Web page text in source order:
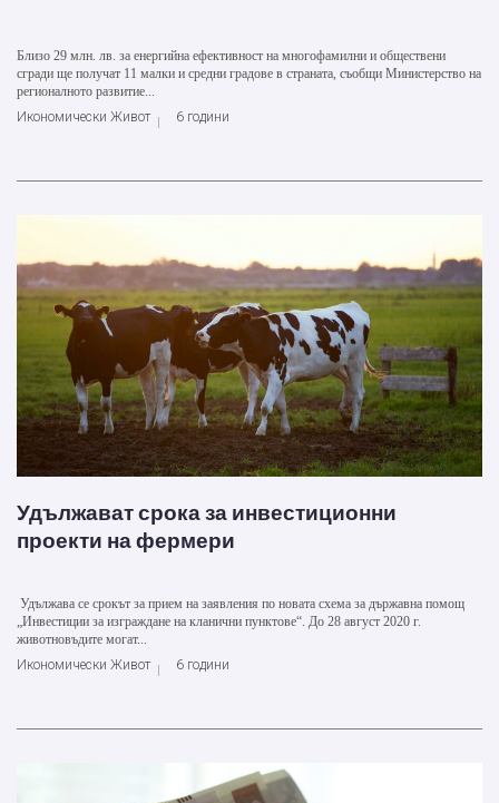
Близо 29 млн. лв. за енергийна ефективност на многофамилни и обществени
сгради ще получат 11 малки и средни градове в страната, съобщи Министерство на
регионалното развитие...
Икономически Живот
6 години
Удължават срока за инвестиционни
проекти на фермери
Удължава се срокът за прием на заявления по новата схема за държавна помощ
„Инвестиции за изграждане на кланични пунктове“. До 28 август 2020 г.
животновъдите могат...
Икономически Живот
6 години